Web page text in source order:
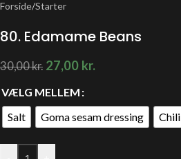
Forside/Starter
80. Edamame Beans
30,00kr. 27,00 kr.
VÆLG MELLEM
Salt
Goma sesam dressing Chili